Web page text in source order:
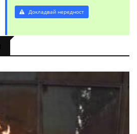
Докладвай нередност